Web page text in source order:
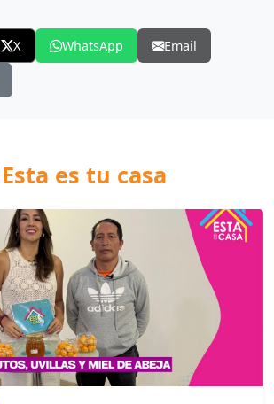
X WhatsApp Email
es tu casa